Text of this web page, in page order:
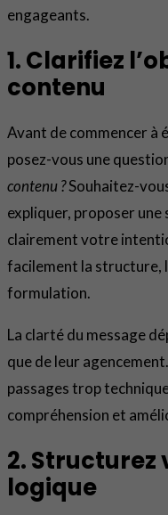
engageants.
1. Clarifiez
contenu
Avant de commencer à
posez-vous une
contenu ?Souhaitez-
expliquer, proposer une
clairement votre
facilement la structure,
formulation.
La clarté du message
que de leur
passages trop
compréhension et
2. Structurez
logique